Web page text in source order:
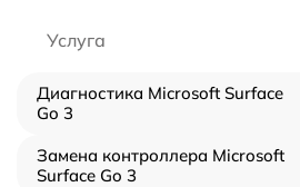
Услуга
Диагностика Microsoft Surface
Go 3
Замена контроллера Microsoft
Surface Go 3